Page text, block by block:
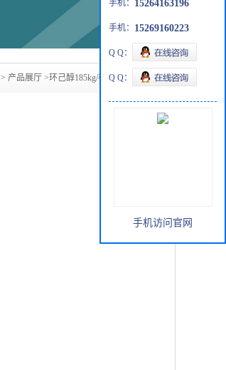
> 产品展厅 >环己醇185kg/桶108-93-0
手机： 15264163196
手机： 15269160223
Q Q：
Q Q：
手机访问官网